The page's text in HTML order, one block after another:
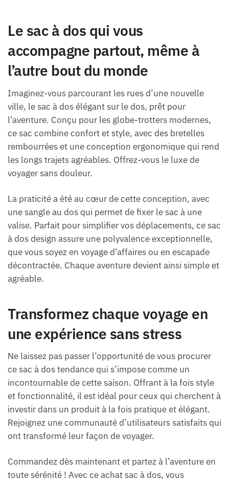
Le sac à dos qui vous
accompagne partout, même à
l’autre bout du monde
Imaginez-vous parcourant les rues d’une nouvelle
ville, le sac à dos élégant sur le dos, prêt pour
l’aventure. Conçu pour les globe-trotters modernes,
ce sac combine confort et style, avec des bretelles
rembourrées et une conception ergonomique qui rend
les longs trajets agréables. Offrez-vous le luxe de
voyager sans douleur.
La praticité a été au cœur de cette conception, avec
une sangle au dos qui permet de fixer le sac à une
valise. Parfait pour simplifier vos déplacements, ce sac
à dos design assure une polyvalence exceptionnelle,
que vous soyez en voyage d’affaires ou en escapade
décontractée. Chaque aventure devient ainsi simple et
agréable.
Transformez chaque voyage en
une expérience sans stress
Ne laissez pas passer l’opportunité de vous procurer
ce sac à dos tendance qui s’impose comme un
incontournable de cette saison. Offrant à la fois style
et fonctionnalité, il est idéal pour ceux qui cherchent à
investir dans un produit à la fois pratique et élégant.
Rejoignez une communauté d’utilisateurs satisfaits qui
ont transformé leur façon de voyager.
Commandez dès maintenant et partez à l’aventure en
toute sérénité ! Avec ce achat sac à dos, vous